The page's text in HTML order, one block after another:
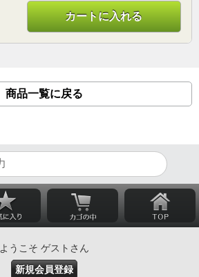
カートに入れる
商品一覧に戻る
ようこそ ゲストさん
新規会員登録